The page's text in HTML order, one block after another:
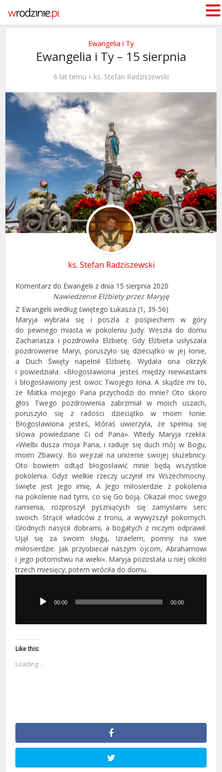
Ewangelia i Ty
Ewangelia i Ty – 15 sierpnia
6 lat temu ks. Stefan Radziszewski
ks. Stefan Radziszewski
Komentarz do Ewangelii z dnia 15 sierpnia 2020
Nawiedzenie Elżbiety przez Maryję
Z Ewangelii według świętego Łukasza (1, 39-56)
Maryja wybrała się i poszła z pośpiechem w góry
do pewnego miasta w pokoleniu Judy. Weszła do domu
Zachariasza i pozdrowiła Elżbietę. Gdy Elżbieta usłyszała
pozdrowienie Maryi, poruszyło się dzieciątko w jej łonie,
a Duch Święty napełnił Elżbietę. Wydała ona okrzyk
i powiedziała: «Błogosławiona jesteś między niewiastami
i błogosławiony jest owoc Twojego łona. A skądże mi to,
że Matka mojego Pana przychodzi do mnie? Oto skoro
głos Twego pozdrowienia zabrzmiał w moich uszach,
poruszyło się z radości dzieciątko w moim łonie.
Błogosławiona jesteś, któraś uwierzyła, że spełnią się
słowa powiedziane Ci od Pana». Wtedy Maryja rzekła:
«Wielbi dusza moja Pana, i raduje się duch mój w Bogu,
moim Zbawcy. Bo wejrzał na uniżenie swojej służebnicy.
Oto bowiem odtąd błogosławić mnie będą wszystkie
pokolenia. Gdyż wielkie rzeczy uczynił mi Wszechmocny.
święte jest Jego imię, A Jego miłosierdzie z pokolenia
na pokolenie nad tymi, co się Go boją. Okazał moc swego
ramienia, rozproszył pyszniących się zamysłami serc
swoich. Strącił władców z tronu, a wywyższył pokornych.
Głodnych nasycił dobrami, a bogatych z niczym odprawił.
Ujął się za swoim sługą, Izraelem, pomny na swe
miłosierdzie. Jak przyobiecał naszym ojcom, Abrahamowi
i jego potomstwu na wieki». Maryja pozostała u niej około
trzech miesięcy; potem wróciła do domu.
dźwiękowych00:00 00:00
Like this:
Loading...